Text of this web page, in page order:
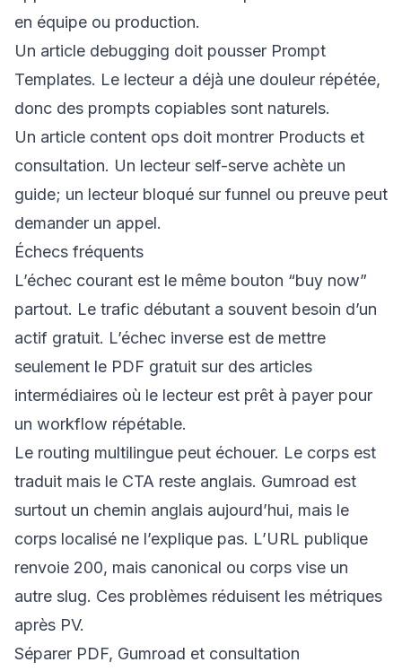
en équipe ou production.
Un article debugging doit pousser Prompt
Templates. Le lecteur a déjà une douleur répétée,
donc des prompts copiables sont naturels.
Un article content ops doit montrer Products et
consultation. Un lecteur self-serve achète un
guide; un lecteur bloqué sur funnel ou preuve peut
demander un appel.
Échecs fréquents
L’échec courant est le même bouton “buy now”
partout. Le trafic débutant a souvent besoin d’un
actif gratuit. L’échec inverse est de mettre
seulement le PDF gratuit sur des articles
intermédiaires où le lecteur est prêt à payer pour
un workflow répétable.
Le routing multilingue peut échouer. Le corps est
traduit mais le CTA reste anglais. Gumroad est
surtout un chemin anglais aujourd’hui, mais le
corps localisé ne l’explique pas. L’URL publique
renvoie 200, mais canonical ou corps vise un
autre slug. Ces problèmes réduisent les métriques
après PV.
Séparer PDF, Gumroad et consultation